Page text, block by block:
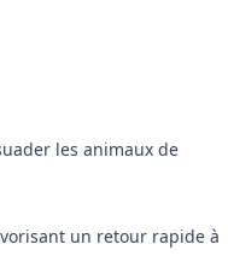
les animaux de
un retour rapide à